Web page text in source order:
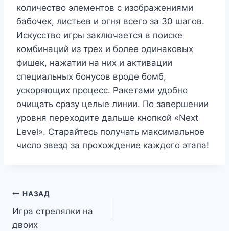
количество элементов с изображениями
бабочек, листьев и огня всего за 30 шагов.
Искусство игры заключается в поиске
комбинаций из трех и более одинаковых
фишек, нажатии на них и активации
специальных бонусов вроде бомб,
ускоряющих процесс. Ракетами удобно
очищать сразу целые линии. По завершении
уровня переходите дальше кнопкой «Next
Level». Старайтесь получать максимальное
число звезд за прохождение каждого этапа!
Навигация
по
НАЗАД
Игра стрелялки на
двоих